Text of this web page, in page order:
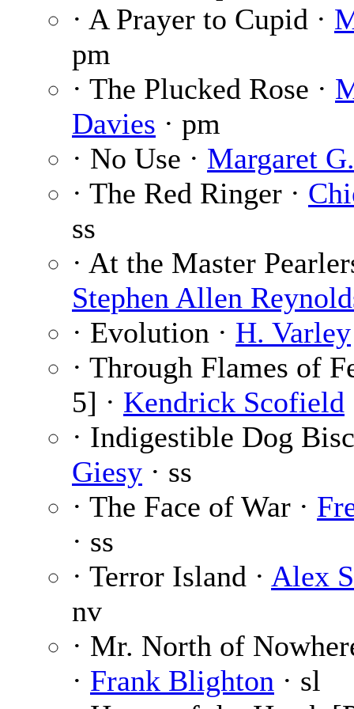
· A Prayer to Cupid ·
pm
· The Plucked Rose ·
Davies · pm
· No Use · Margaret
· The Red Ringer ·
ss
· At the Master
Stephen Allen
· Evolution · H. Varley
· Through Flames of
5] · Kendrick Scofield
· Indigestible Dog
Giesy · ss
· The Face of War ·
· ss
· Terror Island · Alex
nv
· Mr. North of
· Frank Blighton · sl